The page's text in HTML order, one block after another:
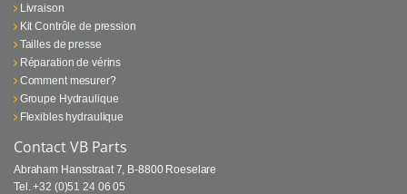
Livraison
Kit Contrôle de pression
Tailles de presse
Réparation de vérins
Comment mesurer?
Groupe Hydraulique
Flexibles hydraulique
Contact VB Parts
Abraham Hansstraat 7, B-8800 Roeselare
Tel. +32 (0)51 24 06 05